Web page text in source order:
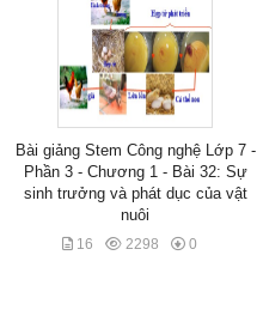
Bài giảng Stem Công nghệ Lớp 7 -
Phần 3 - Chương 1 - Bài 32: Sự
sinh trưởng và phát dục của vật
nuôi
16 2298 0